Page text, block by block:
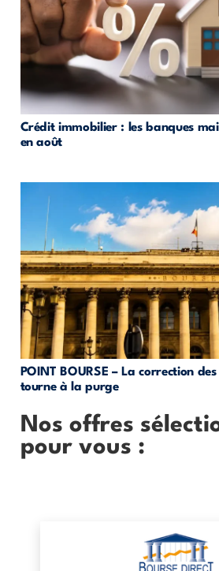
Crédit immobilier : les banques
en août
POINT BOURSE – La correction
tourne à la purge
Nos offres
pour vous :